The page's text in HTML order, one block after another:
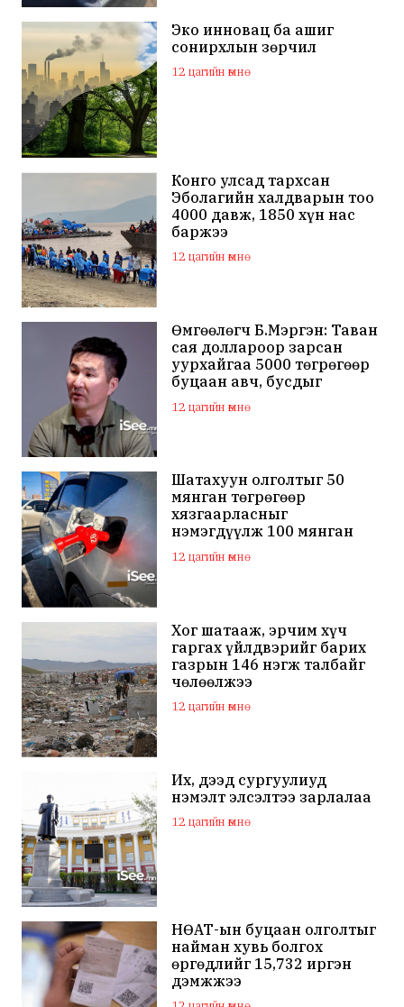
Эко инновац ба ашиг
сонирхлын зөрчил
12 цагийн өмнө
Конго улсад тархсан
Эболагийн халдварын тоо
4000 давж, 1850 хүн нас
баржээ
12 цагийн өмнө
Өмгөөлөгч Б.Мэргэн: Таван
сая доллароор зарсан
уурхайгаа 5000 төгрөгөөр
буцаан авч, бусдыг
залилсан Ө.Ганзоригийн
өмгөөлөгч ёс зүйгүйгээр
12 цагийн өмнө
Шатахуун олголтыг 50
мянган төгрөгөөр
хязгаарласныг
нэмэгдүүлж 100 мянган
төгрөгт хүргэхээр судалж
байна
12 цагийн өмнө
Хог шатааж, эрчим хүч
гаргах үйлдвэрийг барих
газрын 146 нэгж талбайг
чөлөөлжээ
12 цагийн өмнө
Их, дээд сургуулиуд
нэмэлт элсэлтээ зарлалаа
12 цагийн өмнө
НӨАТ-ын буцаан олголтыг
найман хувь болгох
өргөдлийг 15,732 иргэн
дэмжжээ